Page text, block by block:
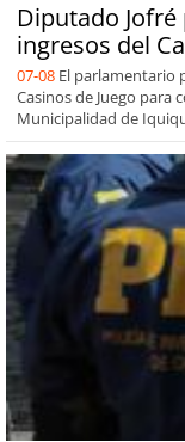
Diputado
ingresos del
07-08 El parlamentario
Casinos de Juego para
Municipalidad de